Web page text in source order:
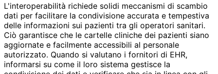
L'interoperabilità richiede solidi meccanismi di scambio
dati per facilitare la condivisione accurata e tempestiva
delle informazioni sui pazienti tra gli operatori sanitari.
Ciò garantisce che le cartelle cliniche dei pazienti siano
aggiornate e facilmente accessibili al personale
autorizzato. Quando si valutano i fornitori di EHR,
informarsi su come il loro sistema gestisce la